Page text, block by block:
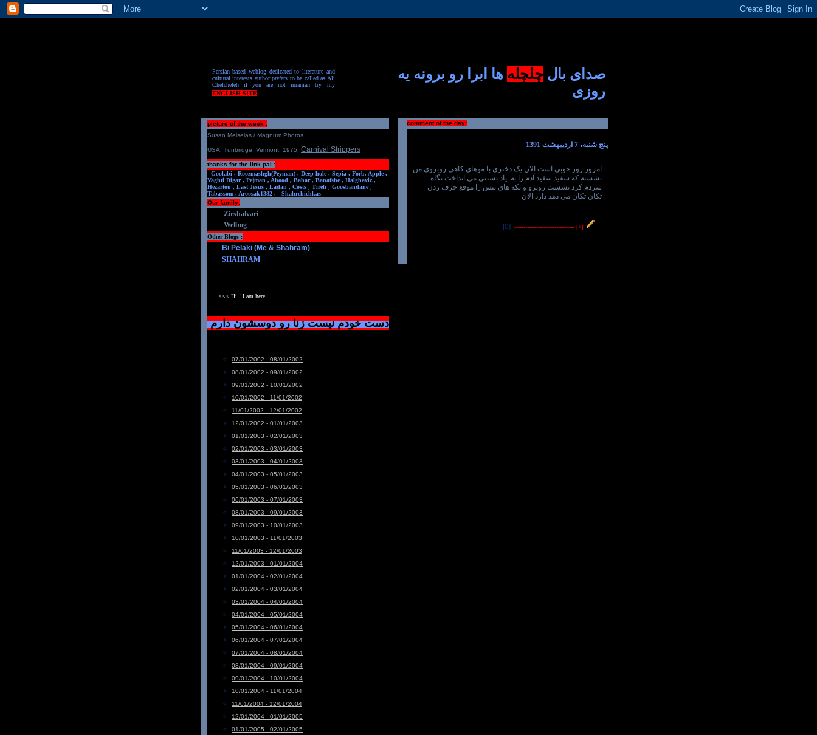
Persian based weblog dedicated to literature and
cultural interests author prefers to be called as Ali
Chelcheleh if you are not inranian try my
ENGLISH SITE
صدای بال چلچله ها ابرا رو برونه یه
روزی
comment of the day:
پنج شنبه، 7 اردیبهشت 1391
امروز روز خوبی است الان یک دختری با موهای کاهی روبروی من
نشسته که سفید سفید آدم را به یاد بستنی می انداخت نگاه
سردم کرد نشست روبرو و تکه های تنش را موقع حرف زدن
تکان تکان می دهد دارد الان
[+]
---------------------------------
[0]
picture of the week :
Susan Meiselas / Magnum Photos
USA. Tunbridge, Vermont. 1975 Carnival Strippers
thanks for the link pal :
Goolabi , Roozmashgh(Peyman) , Deep-hole , Sepia , Forb. Apple ,
Vaghti Digar , Pejman , Ahood , Bahar , Banafshe , Halghaviz ,
Hezartou , Last Jesus , Ladan , Costs , Tireh , Goosbandane ,
Tabassom , Aroosak1382 ,
Shahrehichkas
Our family:
Zirshalvari
Welbog
Other Blogs :
Bi Pelaki (Me & Shahram)
SHAHRAM
<<< Hi ! I am here
دست خودم نیست زنا رو دوسشون دارم
07/01/2002 - 08/01/2002
08/01/2002 - 09/01/2002
09/01/2002 - 10/01/2002
10/01/2002 - 11/01/2002
11/01/2002 - 12/01/2002
12/01/2002 - 01/01/2003
01/01/2003 - 02/01/2003
02/01/2003 - 03/01/2003
03/01/2003 - 04/01/2003
04/01/2003 - 05/01/2003
05/01/2003 - 06/01/2003
06/01/2003 - 07/01/2003
08/01/2003 - 09/01/2003
09/01/2003 - 10/01/2003
10/01/2003 - 11/01/2003
11/01/2003 - 12/01/2003
12/01/2003 - 01/01/2004
01/01/2004 - 02/01/2004
02/01/2004 - 03/01/2004
03/01/2004 - 04/01/2004
04/01/2004 - 05/01/2004
05/01/2004 - 06/01/2004
06/01/2004 - 07/01/2004
07/01/2004 - 08/01/2004
08/01/2004 - 09/01/2004
09/01/2004 - 10/01/2004
10/01/2004 - 11/01/2004
11/01/2004 - 12/01/2004
12/01/2004 - 01/01/2005
01/01/2005 - 02/01/2005